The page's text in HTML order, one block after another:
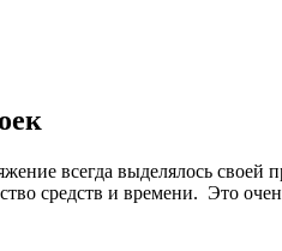
всегда выделялось
средств и времени. Это